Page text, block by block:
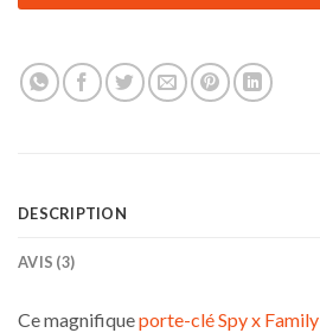
DESCRIPTION
AVIS (3)
Ce magnifiqueporte-clé Spy x Family